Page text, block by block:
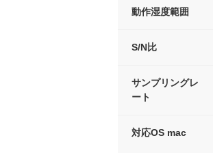
動作湿度範囲
S/N比
サンプリングレ
ート
対応OS mac